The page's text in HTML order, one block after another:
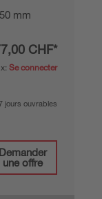
mm
CHF*
Se connecter
jours ouvrables
Demander
une offre